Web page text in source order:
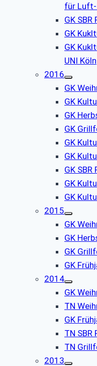
für
GK
GK
GK
UNI Köln
2016
GK
GK
GK
GK
GK
GK
GK
GK
GK
2015
GK
GK
GK
GK
2014
GK
TN
GK
TN SBR
TN
2013